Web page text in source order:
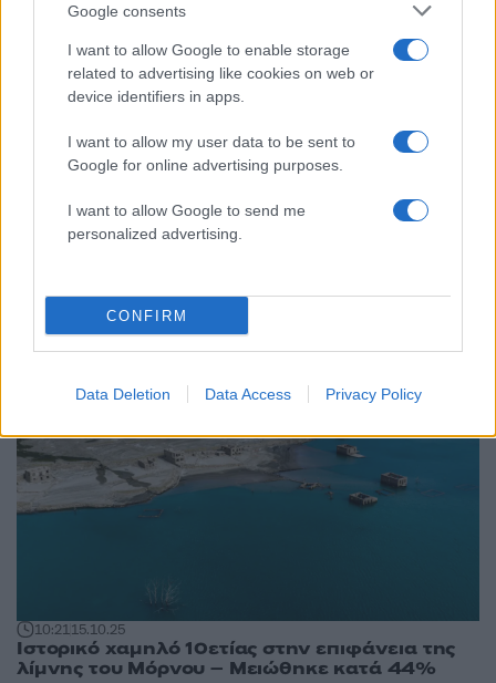
Google consents
I want to allow Google to enable storage
related to advertising like cookies on web or
device identifiers in apps.
I want to allow my user data to be sent to
Google for online advertising purposes.
I want to allow Google to send me
personalized advertising.
CONFIRM
Data Deletion Data Access Privacy Policy
10:17 29.10.25
Λειψυδρία: Στερεύει ο Μόρνος – Μειωμένη
κατά 44% η έκταση της λίμνης – Έρχονται
10:2115.10.25
Ιστορικό χαμηλό 10ετίας στην επιφάνεια της
λίμνης του Μόρνου – Μειώθηκε κατά 44%